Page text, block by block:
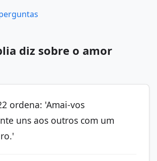
diz sobre o amor
ordena: 'Amai-vos
uns aos outros com um